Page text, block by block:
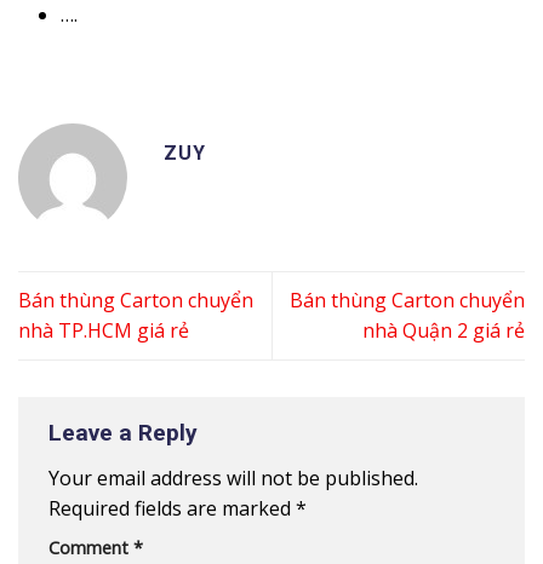
….
ZUY
Bán thùng Carton chuyển
nhà TP.HCM giá rẻ
Bán thùng Carton chuyển
nhà Quận 2 giá rẻ
Leave a Reply
Your email address will not be published.
Required fields are marked *
Comment *